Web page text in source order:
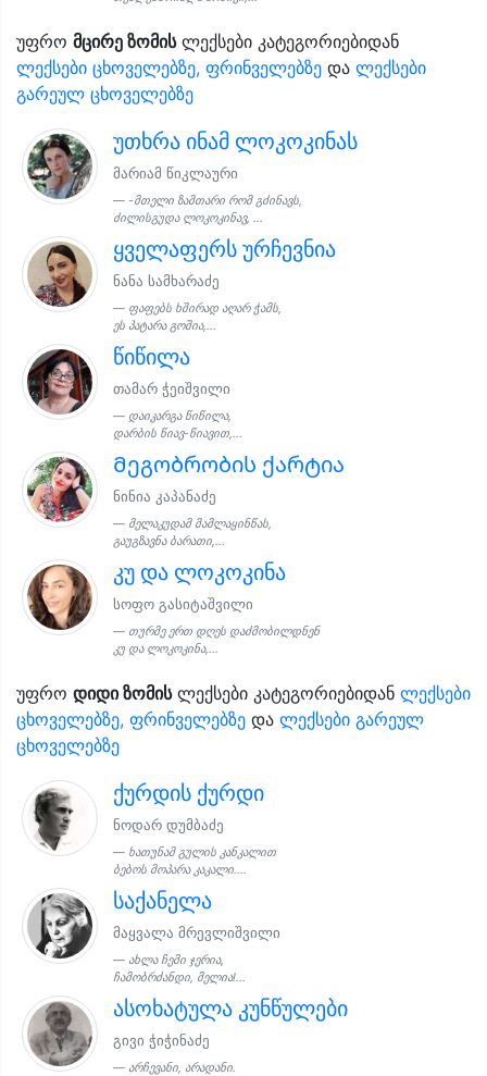
უფრო მცირე ზომისლექსები კატეგორიებიდან
ლექსები ცხოველებზე, ფრინველებზე და ლექსები
გარეულ ცხოველებზე
უთხრა ინამ ლოკოკინას
მარიამ წიკლაური
-მთელი ზამთარი რომ გძინავს,
ძილისგუდა ლოკოკინავ, ...
ყველაფერს ურჩევნია
ნანა სამხარაძე
ფაფებს ხშირად აღარ ჭამს,
ეს პატარა გოშია,...
წიწილა
თამარ ჭეიშვილი
დაიკარგა წიწილა,
დარბის წიავ-წიავით,...
Მეგობრობის ქარტია
ნინია კაპანაძე
მელაკუდამ მამლაყინწას,
გაუგზავნა ბარათი,...
კუ და ლოკოკინა
სოფო გასიტაშვილი
თურმე ერთ დღეს დაძმობილდნენ
კუ და ლოკოკინა,...
უფრო დიდი ზომისლექსები კატეგორიებიდან ლექსები
ცხოველებზე, ფრინველებზე და ლექსები გარეულ
ცხოველებზე
ქურდის ქურდი
ნოდარ დუმბაძე
ხათუნამ გულის კანკალით
ბებოს მოპარა კაკალი....
საქანელა
მაყვალა მრევლიშვილი
ახლა ჩემი ჯერია,
ჩამობრძანდი, მელია!...
ასოხატულა კუნწულები
გივი ჭიჭინაძე
არჩევანი, არადანი.